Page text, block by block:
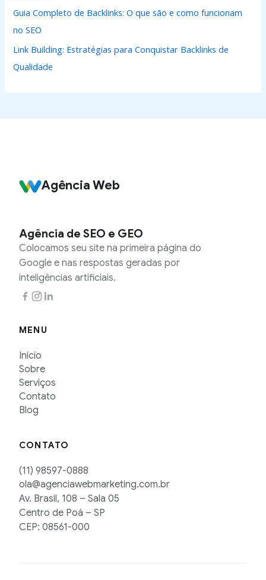
Guia Completo de Backlinks: O que são e como funcionam
no SEO
Link Building: Estratégias para Conquistar Backlinks de
Qualidade
Agência Web
Agência de SEO e GEO
Colocamos seu site na primeira página do
Google e nas respostas geradas por
inteligências artificiais.
MENU
Início
Sobre
Serviços
Contato
Blog
CONTATO
(11) 98597-0888
ola@agenciawebmarketing.com.br
Av. Brasil, 108 – Sala 05
Centro de Poá – SP
CEP: 08561-000